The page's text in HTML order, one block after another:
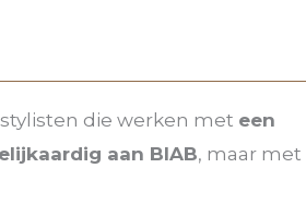
die werken met een
aan BIAB, maar met